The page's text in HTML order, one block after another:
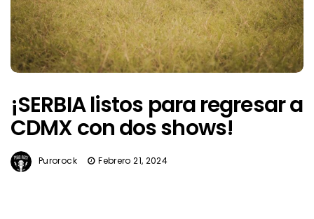
¡SERBIA listos para regresar a
CDMX con dos shows!
Purorock Febrero 21, 2024